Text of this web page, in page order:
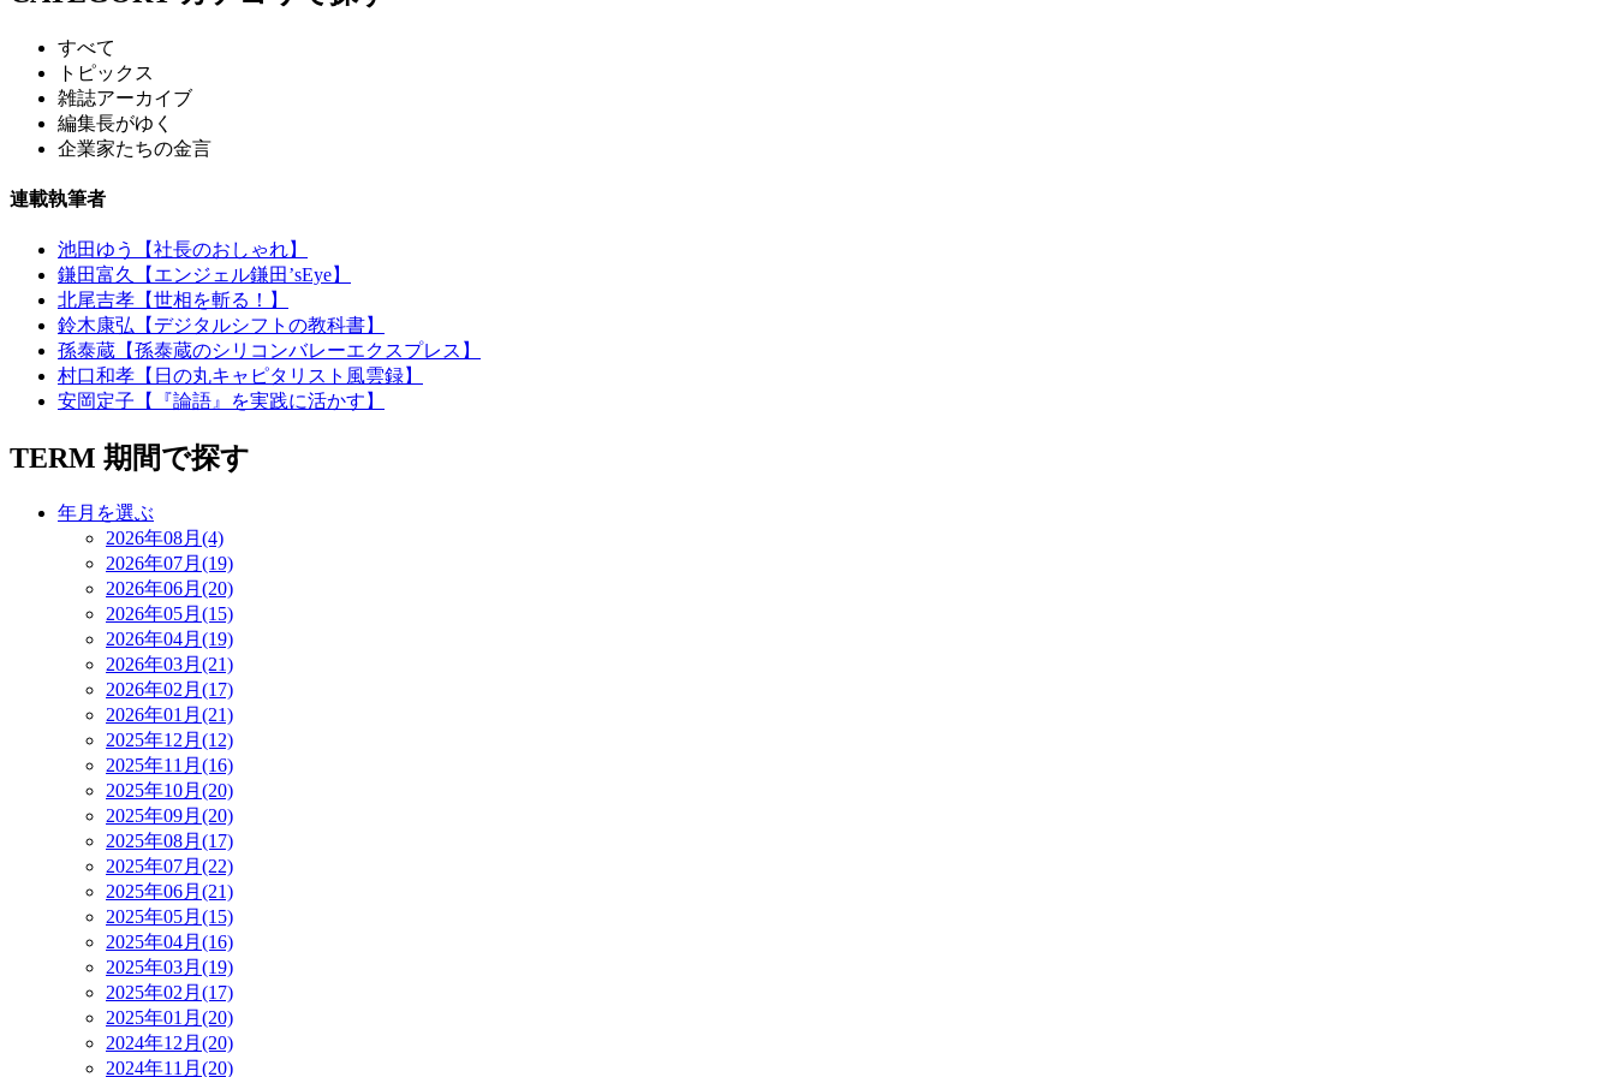
すべて
トピックス
雑誌アーカイブ
編集長がゆく
企業家たちの金言
連載執筆者
池田ゆう【社長のおしゃれ】
鎌田富久【エンジェル鎌田’sEye】
北尾吉孝【世相を斬る！】
鈴木康弘【デジタルシフトの教科書】
孫泰蔵【孫泰蔵のシリコンバレーエクスプレス】
村口和孝【日の丸キャピタリスト風雲録】
安岡定子【『論語』を実践に活かす】
TERM 期間で探す
年月を選ぶ
2026年08月(4)
2026年07月(19)
2026年06月(20)
2026年05月(15)
2026年04月(19)
2026年03月(21)
2026年02月(17)
2026年01月(21)
2025年12月(12)
2025年11月(16)
2025年10月(20)
2025年09月(20)
2025年08月(17)
2025年07月(22)
2025年06月(21)
2025年05月(15)
2025年04月(16)
2025年03月(19)
2025年02月(17)
2025年01月(20)
2024年12月(20)
2024年11月(20)